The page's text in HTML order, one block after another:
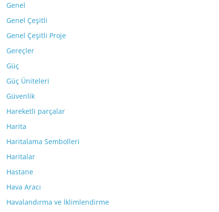
Genel
Genel Çeşitli
Genel Çeşitli Proje
Gereçler
Güç
Güç Üniteleri
Güvenlik
Hareketli parçalar
Harita
Haritalama Sembolleri
Haritalar
Hastane
Hava Aracı
Havalandırma ve İklimlendirme